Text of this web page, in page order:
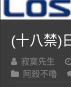
(十八禁)
寂寞先生
阿殺不嚕